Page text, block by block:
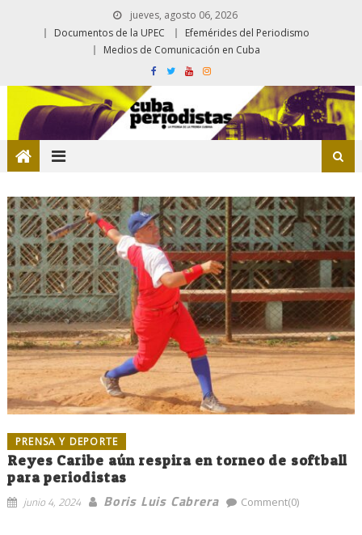
jueves, agosto 06, 2026
Documentos de la UPEC
Efemérides del Periodismo
Medios de Comunicación en Cuba
PRENSA Y DEPORTE
Reyes Caribe aún respira en torneo de softball
para periodistas
junio 4, 2024 Boris Luis Cabrera Comment(0)